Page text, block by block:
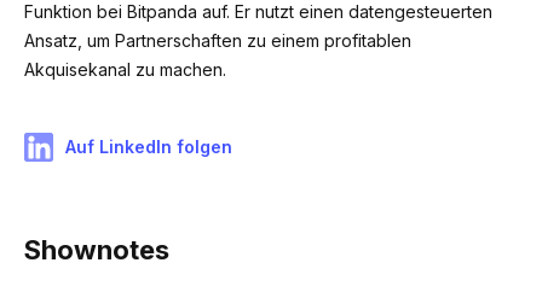
Funktion bei Bitpanda auf. Er nutzt einen datengesteuerten
Ansatz, um Partnerschaften zu einem profitablen
Akquisekanal zu machen.
Auf LinkedIn folgen
Shownotes